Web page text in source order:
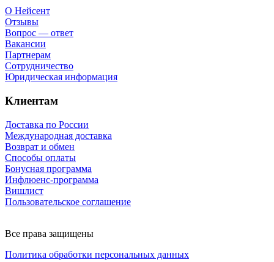
О Нейсент
Отзывы
Вопрос — ответ
Вакансии
Партнерам
Сотрудничество
Юридическая информация
Клиентам
Доставка по России
Международная доставка
Возврат и обмен
Способы оплаты
Бонусная программа
Инфлюенс-программа
Вишлист
Пользовательское соглашение
Все права защищены
Политика обработки персональных данных